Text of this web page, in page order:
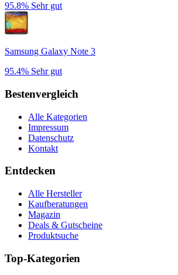
95.8% Sehr gut
Samsung Galaxy Note 3
95.4% Sehr gut
Bestenvergleich
Alle Kategorien
Impressum
Datenschutz
Kontakt
Entdecken
Alle Hersteller
Kaufberatungen
Magazin
Deals & Gutscheine
Produktsuche
Top-Kategorien